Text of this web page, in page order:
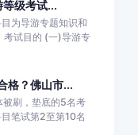
级考试...
为导游专题知识和
考试目的 (一)导游专
格？佛山市...
刷，垫底的5名考
笔试第2至第10名